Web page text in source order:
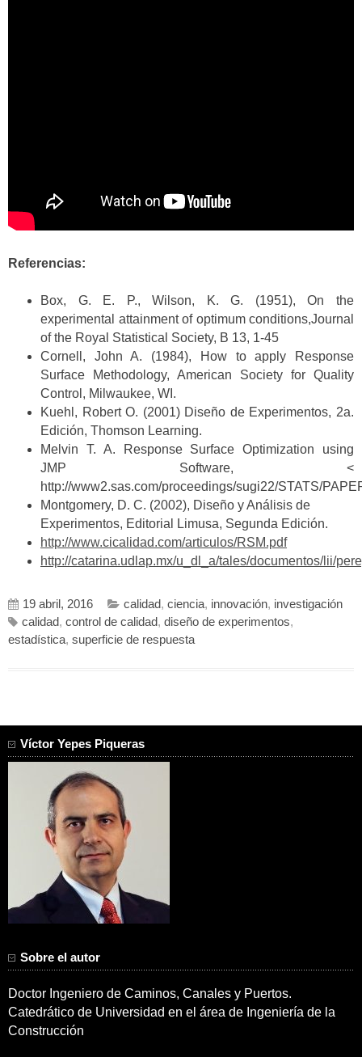
Referencias:
Box, G. E. P., Wilson, K. G. (1951), On the
experimental attainment of optimum conditions,Journal
of the Royal Statistical Society, B 13, 1-45
Cornell, John A. (1984), How to apply Response
Surface Methodology, American Society for Quality
Control, Milwaukee, WI.
Kuehl, Robert O. (2001) Diseño de Experimentos, 2a.
Edición, Thomson Learning.
Melvin T. A. Response Surface Optimization using
JMP Software, <
http://www2.sas.com/proceedings/sugi22/STATS/
Montgomery, D. C. (2002), Diseño y Análisis de
Experimentos, Editorial Limusa, Segunda Edición.
http://www.cicalidad.com/articulos/RSM.pdf
http://catarina.udlap.mx/u_dl_a/tales/documentos/lii/
19 abril, 2016 calidad, ciencia, innovación, investigación
calidad, control de calidad, diseño de experimentos,
estadística, superficie de respuesta
Víctor Yepes Piqueras
Sobre el autor
Doctor Ingeniero de Caminos, Canales y Puertos.
Catedrático de Universidad en el área de Ingeniería de la
Construcción